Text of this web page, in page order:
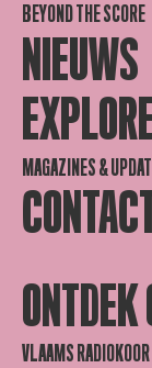
BEYOND THE SCORE
NIEUWS
MAGAZINES &
ONTDEK
VLAAMS RADIOKOOR